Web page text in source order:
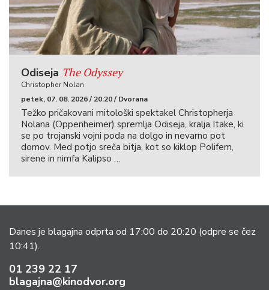
Odiseja The Odyssey
Christopher Nolan
petek, 07. 08. 2026 / 20:20 / Dvorana
Težko pričakovani mitološki spektakel Christopherja
Nolana (Oppenheimer) spremlja Odiseja, kralja Itake, ki
se po trojanski vojni poda na dolgo in nevarno pot
domov. Med potjo sreča bitja, kot so kiklop Polifem,
sirene in nimfa Kalipso …
Danes je blagajna odprta od 17:00 do 20:20 (odpre se čez
10:41).
01 239 22 17
blagajna@kinodvor.org